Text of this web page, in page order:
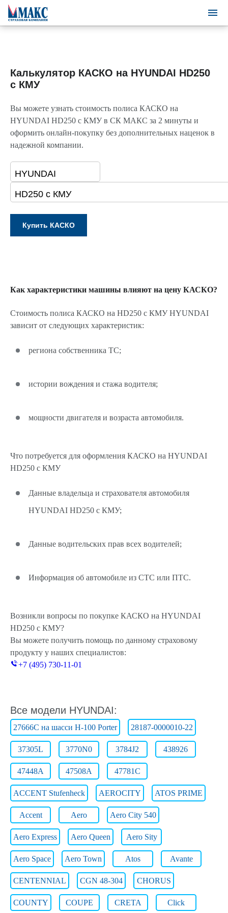
Калькулятор КАСКО на HYUNDAI HD250
c КМУ
Вы можете узнать стоимость полиса КАСКО на
HYUNDAI HD250 c КМУ в СК МАКС за 2 минуты и
оформить онлайн-покупку без дополнительных наценок в
надежной компании.
Как характеристики машины влияют на цену КАСКО?
Стоимость полиса КАСКО на HD250 c КМУ HYUNDAI
зависит от следующих характеристик:
региона собственника ТС;
истории вождения и стажа водителя;
мощности двигателя и возраста автомобиля.
Что потребуется для оформления КАСКО на HYUNDAI
HD250 c КМУ
Данные владельца и страхователя автомобиля
HYUNDAI HD250 c КМУ;
Данные водительских прав всех водителей;
Информация об автомобиле из СТС или ПТС.
Возникли вопросы по покупке КАСКО на HYUNDAI
HD250 c КМУ?
Вы можете получить помощь по данному страховому
продукту у наших специалистов:
+7 (495) 730-11-01
Все модели HYUNDAI:
27666C на шасси H-100 Porter 28187-0000010-22
37305L 3770N0 3784J2 438926
47448A 47508A 47781C
ACCENT Stufenheck AEROCITY ATOS PRIME
Accent Aero Aero City 540
Aero Express Aero Queen Aero Sity
Aero Space Aero Town Atos Avante
CENTENNIAL CGN 48-304 CHORUS
COUNTY COUPE CRETA Click